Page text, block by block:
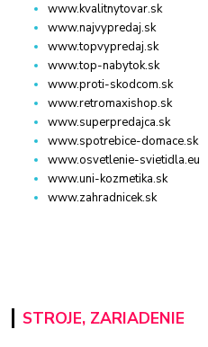
www.kvalitnytovar.sk
www.najvypredaj.sk
www.topvypredaj.sk
www.top-nabytok.sk
www.proti-skodcom.sk
www.retromaxishop.sk
www.superpredajca.sk
www.spotrebice-domace.sk
www.osvetlenie-svietidla.eu
www.uni-kozmetika.sk
www.zahradnicek.sk
STROJE, ZARIADENIE